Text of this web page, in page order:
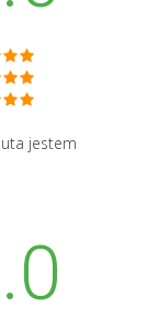
jestem